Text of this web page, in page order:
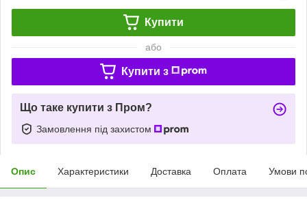
Купити
або
Купити з
Що таке купити з Пром?
Замовлення під захистом
Опис Характеристики Доставка Оплата Умови